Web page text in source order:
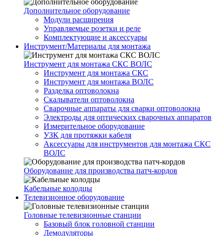
Дополнительное оборудование
Модули расширения
Управляемые розетки и реле
Комплектующие и аксессуары
Инструмент/Материалы для монтажа
Инструмент для монтажа СКС ВОЛС
Инструмент для монтажа СКС
Инструмент для монтажа ВОЛС
Разделка оптоволокна
Скалыватели оптоволокна
Сварочные аппараты для сварки оптоволокна
Электроды для оптических сварочных аппаратов
Измерительное оборудование
УЗК для протяжки кабеля
Аксессуары для инструментов для монтажа СКС
ВОЛС
Оборудование для производства патч-кордов
Кабельные колодцы
Телевизионное оборудование
Головные телевизионные станции
Базовый блок головной станции
Демодуляторы